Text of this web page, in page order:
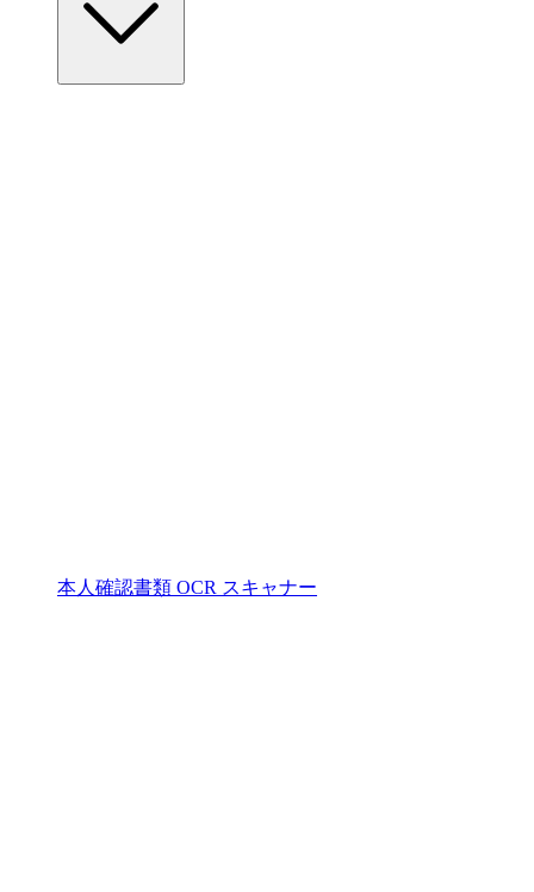
本人確認書類 OCR スキャナー